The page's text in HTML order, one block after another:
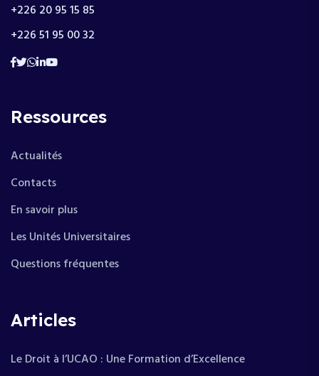
+226 20 95 15 85
+226 51 95 00 32
Ressources
Actualités
Contacts
En savoir plus
Les Unités Universitaires
Questions fréquentes
Articles
Le Droit à l’UCAO : Une Formation d’Excellence